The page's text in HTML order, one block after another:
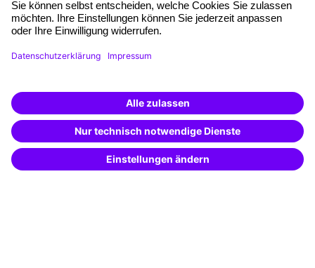
Planung und Locations
Fördermöglichkeiten
Weiterbildungs-App
Besondere Angebote
Potenzialanalyse
Transfercoaching
Weiterbildung finden -
mit KI-Power!
Beschreibe was du suchst und erhalte
passende Weiterbildungen vomKI-Berater
– schnell und treffsicher.